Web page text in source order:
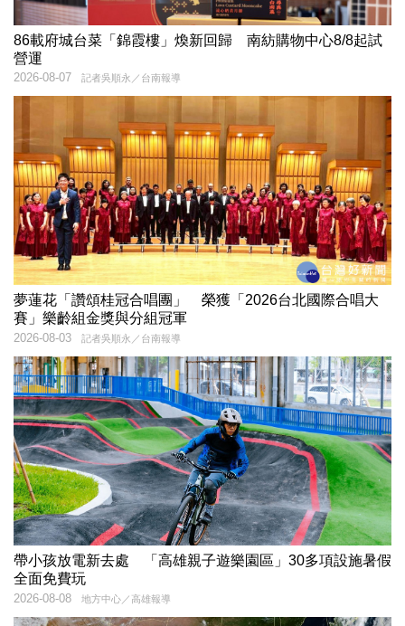
86載府城台菜「錦霞樓」煥新回歸 南紡購物中心8/8起試
營運
記者吳順永／台南報導
2026-08-07
夢蓮花「讚頌桂冠合唱團」 榮獲「2026台北國際合唱大
賽」樂齡組金獎與分組冠軍
記者吳順永／台南報導
2026-08-03
帶小孩放電新去處 「高雄親子遊樂園區」30多項設施暑假
全面免費玩
地方中心／高雄報導
2026-08-08